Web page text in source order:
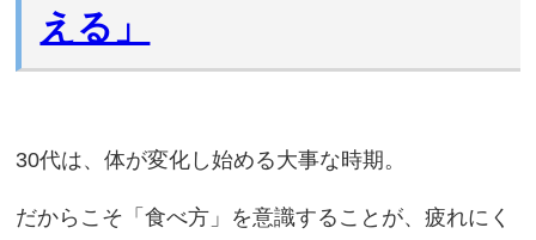
える」
30代は、体が変化し始める大事な時期。
だからこそ「食べ方」を意識することが、疲れにく